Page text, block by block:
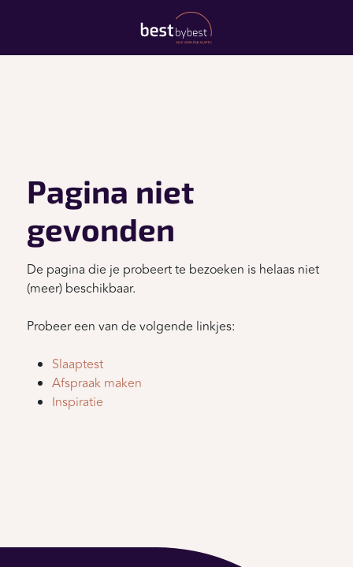
Pagina niet
gevonden
De pagina die je probeert te bezoeken is helaas niet
(meer) beschikbaar.
Probeer een van de volgende linkjes:
Slaaptest
Afspraak maken
Inspiratie